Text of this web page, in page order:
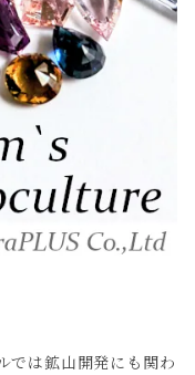
では鉱山開発にも関わ